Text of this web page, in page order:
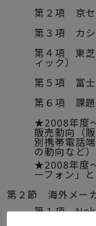
第２項 京セ
第３項 カシ
第４項 東芝
ィック）
第５項 富士
第６項 課題
★2008年度
販売動向（
別携帯電話
の動向など）
★2008年度
ーフォン」
第２節 海外メー
第１項